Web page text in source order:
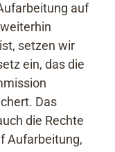
auf
setzen wir
ein, das die
Das
die Rechte
Aufarbeitung,